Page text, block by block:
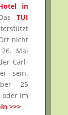
in
TUI
nicht
Mai
Carl-
sein.
25
oder im
>>>